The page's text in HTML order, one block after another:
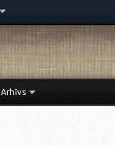
Arhīvs